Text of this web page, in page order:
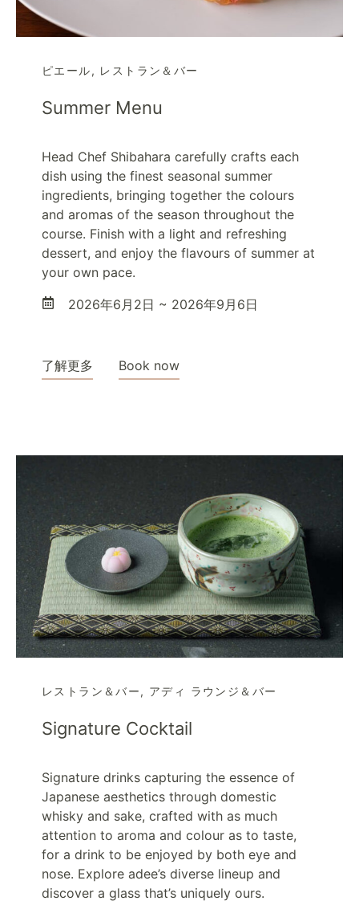
ピエール, レストラン＆バー
Summer Menu
Head Chef Shibahara carefully crafts each
dish using the finest seasonal summer
ingredients, bringing together the colours
and aromas of the season throughout the
course. Finish with a light and refreshing
dessert, and enjoy the flavours of summer at
your own pace.
2026年6月2日 ~ 2026年9月6日
了解更多 Book now
レストラン＆バー, アディ ラウンジ＆バー
Signature Cocktail
Signature drinks capturing the essence of
Japanese aesthetics through domestic
whisky and sake, crafted with as much
attention to aroma and colour as to taste,
for a drink to be enjoyed by both eye and
nose. Explore adee’s diverse lineup and
discover a glass that’s uniquely ours.